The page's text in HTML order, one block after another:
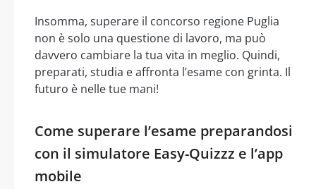
Insomma, superare il concorso regione Puglia
non è solo una questione di lavoro, ma può
davvero cambiare la tua vita in meglio. Quindi,
preparati, studia e affronta l’esame con grinta. Il
futuro è nelle tue mani!
Come superare l’esame preparandosi
con il simulatore Easy-Quizzz e l’app
mobile